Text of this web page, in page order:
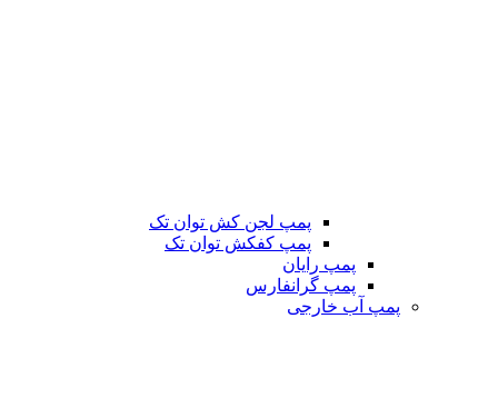
پمپ لجن کش توان تک
پمپ کفکش توان تک
پمپ رایان
پمپ گرانفارس
پمپ آب خارجی